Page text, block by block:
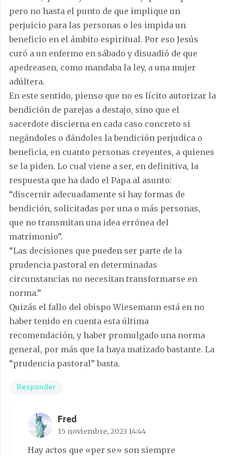
pero no hasta el punto de que implique un
perjuicio para las personas o les impida un
beneficio en el ámbito espiritual. Por eso Jesús
curó a un enfermo en sábado y disuadió de que
apedreasen, como mandaba la ley, a una mujer
adúltera.
En este sentido, pienso que no es lícito autorizar la
bendición de parejas a destajo, sino que el
sacerdote discierna en cada caso concreto si
negándoles o dándoles la bendición perjudica o
beneficia, en cuanto personas creyentes, a quienes
se la piden. Lo cual viene a ser, en definitiva, la
respuesta que ha dado el Papa al asunto:
“discernir adecuadamente si hay formas de
bendición, solicitadas por una o más personas,
que no transmitan una idea errónea del
matrimonio”.
“Las decisiones que pueden ser parte de la
prudencia pastoral en determinadas
circunstancias no necesitan transformarse en
norma.”
Quizás el fallo del obispo Wiesemann está en no
haber tenido en cuenta esta última
recomendación, y haber promulgado una norma
general, por más que la haya matizado bastante. La
“prudencia pastoral” basta.
Responder
Fred
15 noviembre, 2023 14:44
Hay actos que «per se» son siempre